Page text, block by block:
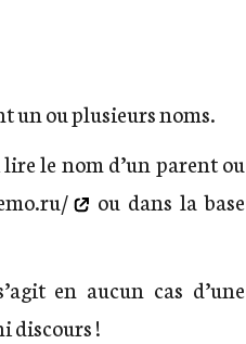
un ou plusieurs noms.
le nom d’un parent ou
ou dans la base
en aucun cas d’une
discours !